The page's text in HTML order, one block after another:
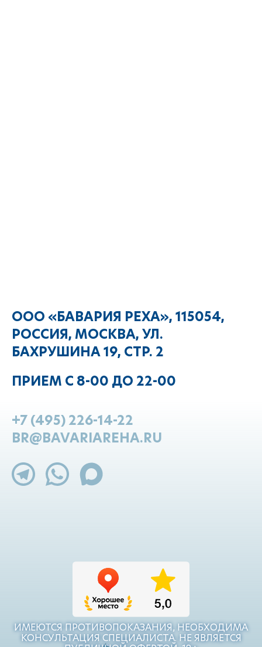
ООО «БАВАРИЯ РЕХА», 115054,
РОССИЯ, МОСКВА, УЛ.
БАХРУШИНА 19, СТР. 2
ПРИЕМ С 8-00 ДО 22-00
+7 (495) 226-14-22
BR@BAVARIAREHA.RU
ИМЕЮТСЯ ПРОТИВОПОКАЗАНИЯ, НЕОБХОДИМА
КОНСУЛЬТАЦИЯ СПЕЦИАЛИСТА. НЕ ЯВЛЯЕТСЯ